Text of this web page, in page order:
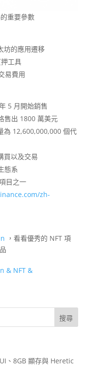
重要參數
坊的應用遷移
工具
易費用
5 月開始銷售
售出 1800 萬美元
為 12,600,000,000 個代
買以及交易
態系
目之一
zh-
，看看優秀的 NFT 項
& NFT &
、8GB 顯存與 Heretic